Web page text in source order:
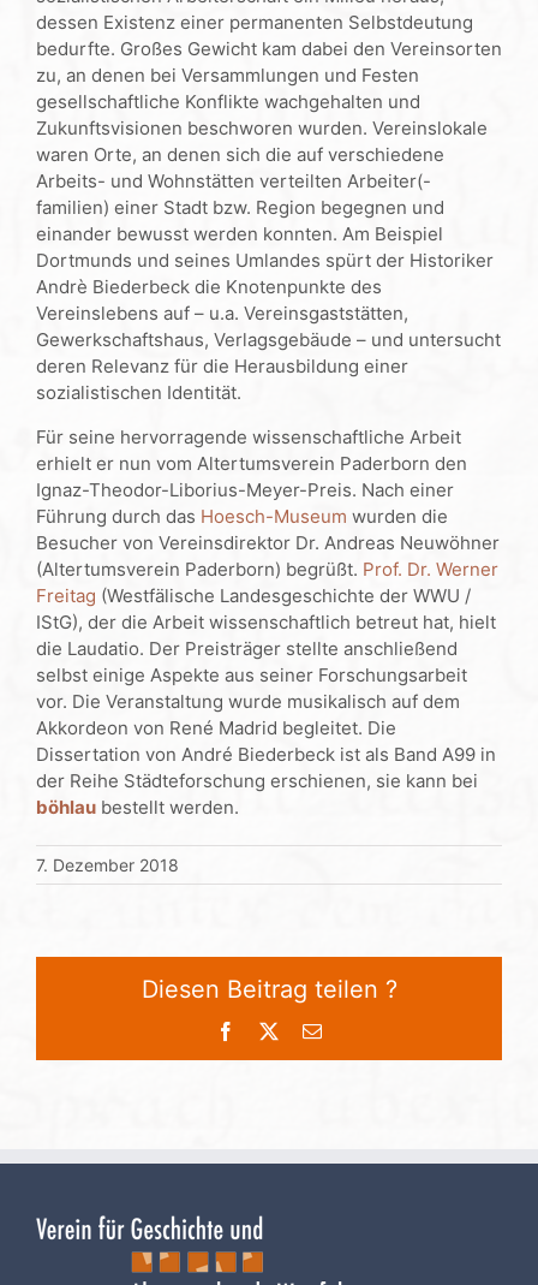
dessen Existenz einer permanenten Selbstdeutung
bedurfte. Großes Gewicht kam dabei den Vereinsorten
zu, an denen bei Versammlungen und Festen
gesellschaftliche Konflikte wachgehalten und
Zukunftsvisionen beschworen wurden. Vereinslokale
waren Orte, an denen sich die auf verschiedene
Arbeits- und Wohnstätten verteilten Arbeiter(-
familien) einer Stadt bzw. Region begegnen und
einander bewusst werden konnten. Am Beispiel
Dortmunds und seines Umlandes spürt der Historiker
Andrè Biederbeck die Knotenpunkte des
Vereinslebens auf – u.a. Vereinsgaststätten,
Gewerkschaftshaus, Verlagsgebäude – und untersucht
deren Relevanz für die Herausbildung einer
sozialistischen Identität.
Für seine hervorragende wissenschaftliche Arbeit
erhielt er nun vom Altertumsverein Paderborn den
Ignaz-Theodor-Liborius-Meyer-Preis. Nach einer
Führung durch das Hoesch-Museum wurden die
Besucher von Vereinsdirektor Dr. Andreas Neuwöhner
(Altertumsverein Paderborn) begrüßt. Prof. Dr. Werner
Freitag (Westfälische Landesgeschichte der WWU /
IStG), der die Arbeit wissenschaftlich betreut hat, hielt
die Laudatio. Der Preisträger stellte anschließend
selbst einige Aspekte aus seiner Forschungsarbeit
vor. Die Veranstaltung wurde musikalisch auf dem
Akkordeon von René Madrid begleitet. Die
Dissertation von André Biederbeck ist als Band A99 in
der Reihe Städteforschung erschienen, sie kann bei
böhlau bestellt werden.
7. Dezember 2018
Diesen Beitrag teilen ?
Facebook
E-